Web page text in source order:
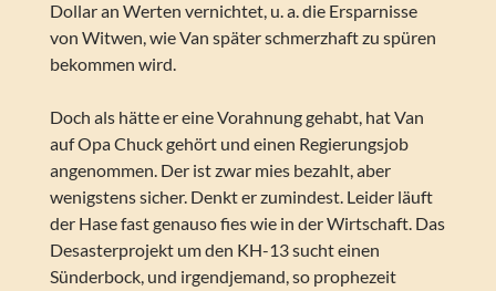
Dollar an Werten vernichtet, u. a. die Ersparnisse
von Witwen, wie Van später schmerzhaft zu spüren
bekommen wird.
Doch als hätte er eine Vorahnung gehabt, hat Van
auf Opa Chuck gehört und einen Regierungsjob
angenommen. Der ist zwar mies bezahlt, aber
wenigstens sicher. Denkt er zumindest. Leider läuft
der Hase fast genauso fies wie in der Wirtschaft. Das
Desasterprojekt um den KH-13 sucht einen
Sünderbock, und irgendjemand, so prophezeit